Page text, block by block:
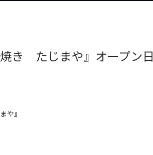
き たじまや』オープン日
や』